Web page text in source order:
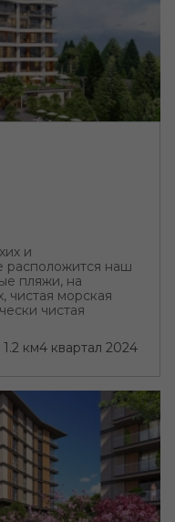
и
расположится наш
пляжи, на
чистая морская
чистая
1.2 км4 квартал 2024